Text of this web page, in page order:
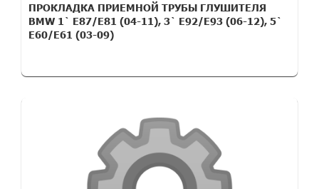
ПРОКЛАДКА ПРИЕМНОЙ ТРУБЫ ГЛУШИТЕЛЯ
BMW 1` E87/E81 (04-11), 3` E92/E93 (06-12), 5`
E60/E61 (03-09)